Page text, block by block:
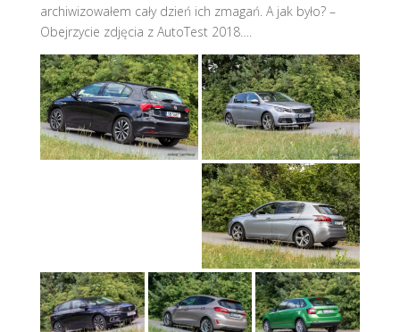
archiwizowałem cały dzień ich zmagań. A jak było? –
Obejrzycie zdjęcia z AutoTest 2018….